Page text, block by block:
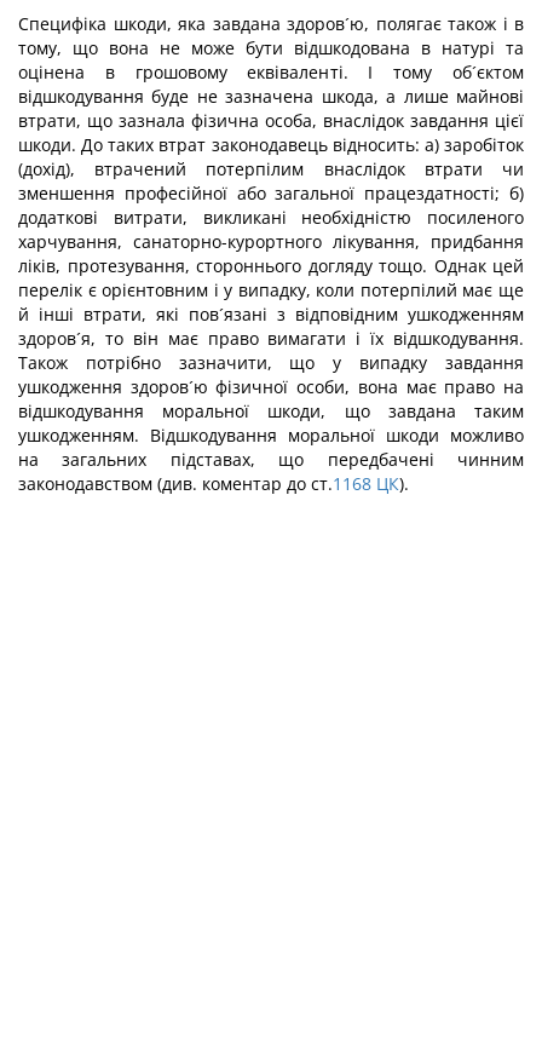
Специфіка шкоди, яка завдана здоров´ю, полягає також і в
тому, що вона не може бути відшкодована в натурі та
оцінена в грошовому еквіваленті. І тому об´єктом
відшкодування буде не зазначена шкода, а лише майнові
втрати, що зазнала фізична особа, внаслідок завдання цієї
шкоди. До таких втрат законодавець відносить: а) заробіток
(дохід), втрачений потерпілим внаслідок втрати чи
зменшення професійної або загальної працездатності; б)
додаткові витрати, викликані необхідністю посиленого
харчування, санаторно-курортного лікування, придбання
ліків, протезування, стороннього догляду тощо. Однак цей
перелік є орієнтовним і у випадку, коли потерпілий має ще
й інші втрати, які пов´язані з відповідним ушкодженням
здоров´я, то він має право вимагати і їх відшкодування.
Також потрібно зазначити, що у випадку завдання
ушкодження здоров´ю фізичної особи, вона має право на
відшкодування моральної шкоди, що завдана таким
ушкодженням. Відшкодування моральної шкоди можливо
на загальних підставах, що передбачені чинним
законодавством (див. коментар до ст.1168 ЦК).